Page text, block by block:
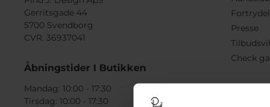
Gerritsgade 44
5700 Svendborg
CVR. 36937041
Åbningstider I Butikken
Mandag: 10:00 - 17:30
Tirsdag: 10:00 - 17:30
Presse
Check